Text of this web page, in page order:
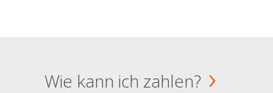
Wie kann ich zahlen?